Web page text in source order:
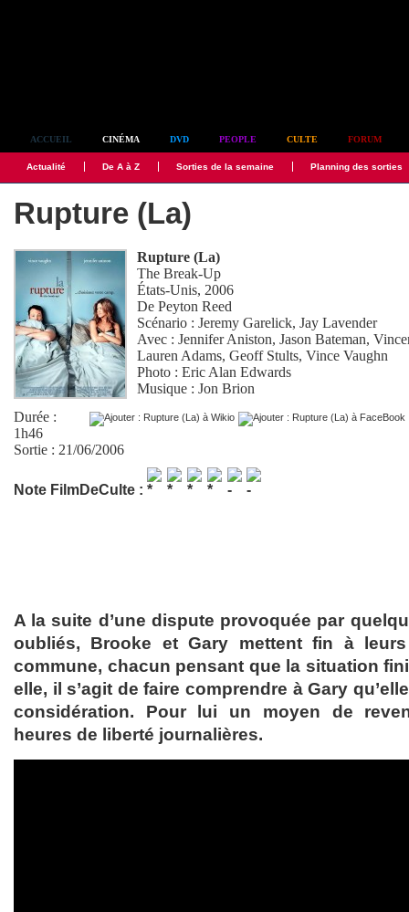
ACCUEIL CINÉMA DVD PEOPLE CULTE FORUM
Actualité De A à Z Sorties de la semaine Planning des sorties
Rupture (La)
Rupture (La)
The Break-Up
États-Unis, 2006
DePeyton Reed
Scénario :Jeremy Garelick,Jay Lavender
Avec :Jennifer Aniston,Jason Bateman,
Lauren Adams,Geoff Stults,Vince Vaughn
Photo :Eric Alan Edwards
Musique :Jon Brion
Durée :
1h46
Sortie : 21/06/2006
Note FilmDeCulte :
A la suite d’une dispute provoquée par
oubliés, Brooke et Gary mettent fin à
commune, chacun pensant que la situation
elle, il s’agit de faire comprendre à Gary
considération. Pour lui un moyen de
heures de liberté journalières.